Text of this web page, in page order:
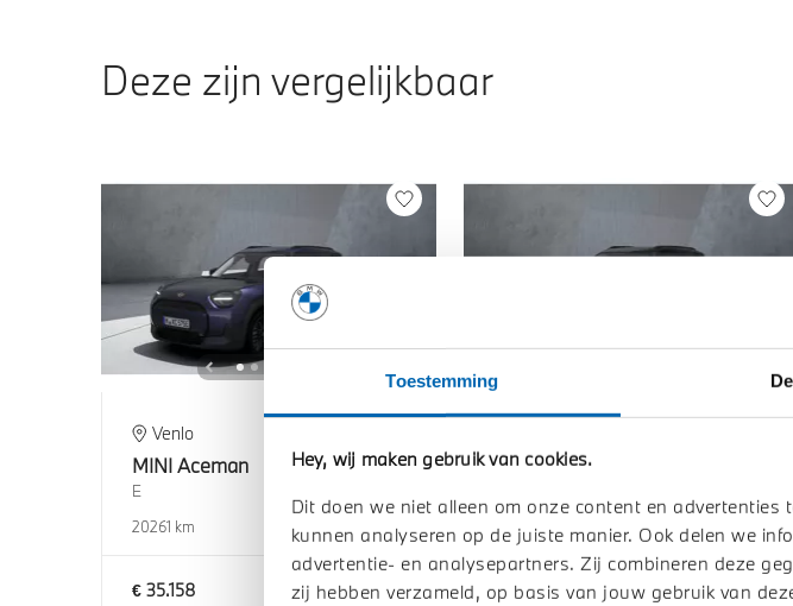
Toestemming
Hey, wij maken gebruik van cookies.
Dit doen we niet alleen om onze content en
kunnen analyseren op de juiste manier. Ook delen we
advertentie- en analysepartners. Zij combineren deze
zij hebben verzameld, op basis van jouw gebruik van
Deze zijn vergelijkbaar
Venlo
MINI Aceman
E
20261 km
€ 35.158
MINI Aceman
2026
1 km
€ 36.613